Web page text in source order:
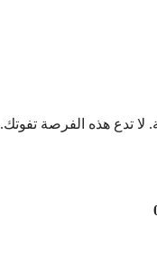
لا تدع هذه الفرصة تفوتك.